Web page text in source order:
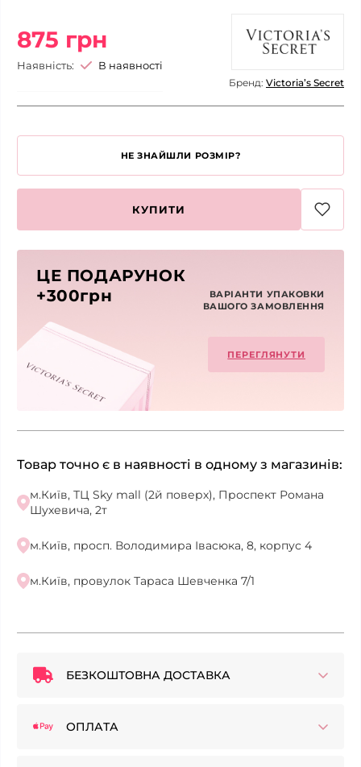
875 грн
Наявність: В наявності
Бренд: Victoria’s Secret
НЕ ЗНАЙШЛИ РОЗМІР?
КУПИТИ
ЦЕ ПОДАРУНОК
+300грн
ВАРІАНТИ УПАКОВКИ
ВАШОГО ЗАМОВЛЕННЯ
ПЕРЕГЛЯНУТИ
Товар точно є в наявності в одному з магазинів:
м.Київ, ТЦ Sky mall (2й поверх), Проспект Романа
Шухевича, 2т
м.Київ, просп. Володимира Івасюка, 8, корпус 4
м.Київ, провулок Тараса Шевченка 7/1
БЕЗКОШТОВНА ДОСТАВКА
ОПЛАТА